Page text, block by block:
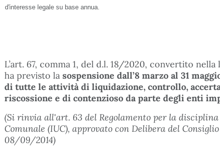
d'interesse legale su base annua.
L’art. 67, comma 1, del d.l. 18/2020, convertito
ha previsto la sospensione dall’8 marzo al 31
di tutte le attività di liquidazione, controllo,
riscossione e di contenzioso da parte degli enti
(Si rinvia all'art. 63 del Regolamento per la
Comunale (IUC), approvato con Delibera del
08/09/2014)